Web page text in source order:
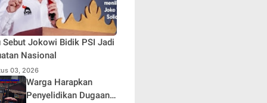
Sebut Jokowi Bidik PSI Jadi
Nasional
03, 2026
Warga Harapkan
Penyelidikan Dugaan